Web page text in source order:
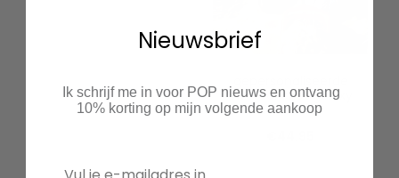
sweater met galaxy
letter
Nieuwsbrief
Ik schrijf me in voor POP nieuws en ontvang
10% korting op mijn volgende aankoop